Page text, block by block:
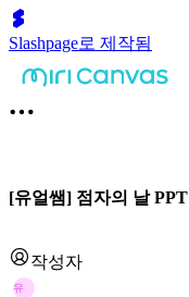
Slashpage로 제작됨
[유얼쌤] 점자의 날 PPT
작성자
유